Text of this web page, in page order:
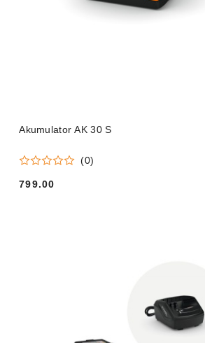
Akumulator AK 30 S
(0)
Cena:
799.00